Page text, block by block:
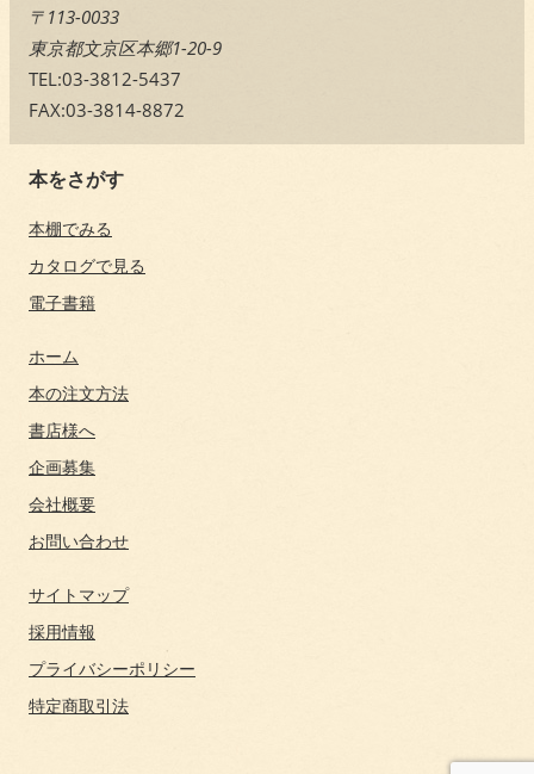
〒113-0033
東京都文京区本郷1-20-9
TEL:03-3812-5437
FAX:03-3814-8872
本をさがす
本棚でみる
カタログで見る
電子書籍
ホーム
本の注文方法
書店様へ
企画募集
会社概要
お問い合わせ
サイトマップ
採用情報
プライバシーポリシー
特定商取引法